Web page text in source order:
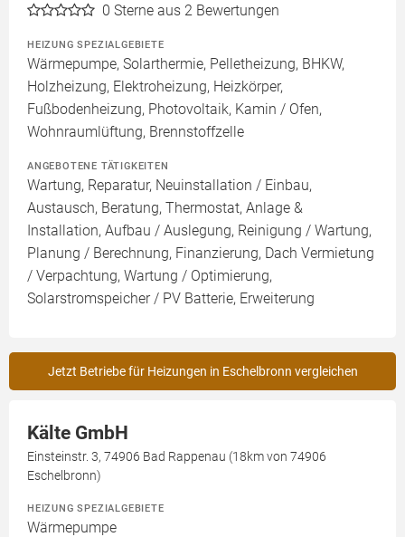
0 Sterne aus 2 Bewertungen
HEIZUNG SPEZIALGEBIETE
Wärmepumpe, Solarthermie, Pelletheizung, BHKW,
Holzheizung, Elektroheizung, Heizkörper,
Fußbodenheizung, Photovoltaik, Kamin / Ofen,
Wohnraumlüftung, Brennstoffzelle
ANGEBOTENE TÄTIGKEITEN
Wartung, Reparatur, Neuinstallation / Einbau,
Austausch, Beratung, Thermostat, Anlage &
Installation, Aufbau / Auslegung, Reinigung / Wartung,
Planung / Berechnung, Finanzierung, Dach Vermietung
/ Verpachtung, Wartung / Optimierung,
Solarstromspeicher / PV Batterie, Erweiterung
Jetzt Betriebe für Heizungen in Eschelbronn vergleichen
Kälte GmbH
Einsteinstr. 3, 74906 Bad Rappenau (18km von 74906
Eschelbronn)
HEIZUNG SPEZIALGEBIETE
Wärmepumpe